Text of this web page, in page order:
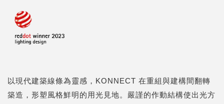
以現代建築線條為靈感，KONNECT 在重組與建構間翻轉
築造，形塑風格鮮明的用光見地。嚴謹的作動結構使出光方